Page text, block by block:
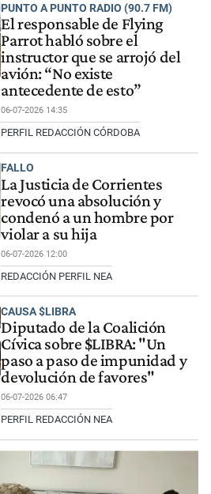
PUNTO A PUNTO RADIO (90.7 FM)
El responsable de Flying
Parrot habló sobre el
instructor que se arrojó del
avión: “No existe
antecedente de esto”
06-07-2026 14:35
PERFIL REDACCIÓN CÓRDOBA
FALLO
La Justicia de Corrientes
revocó una absolución y
condenó a un hombre por
violar a su hija
06-07-2026 12:00
REDACCIÓN PERFIL NEA
CAUSA $LIBRA
Diputado de la Coalición
Cívica sobre $LIBRA: "Un
paso a paso de impunidad y
devolución de favores"
06-07-2026 06:47
PERFIL REDACCIÓN NEA